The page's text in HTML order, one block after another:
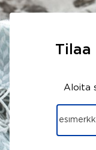
Tilaa
Aloita